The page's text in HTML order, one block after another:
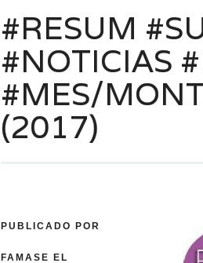
#RESUM
#NOTICIAS
#MES/
(2017)
PUBLICADO POR
FAMASE EL